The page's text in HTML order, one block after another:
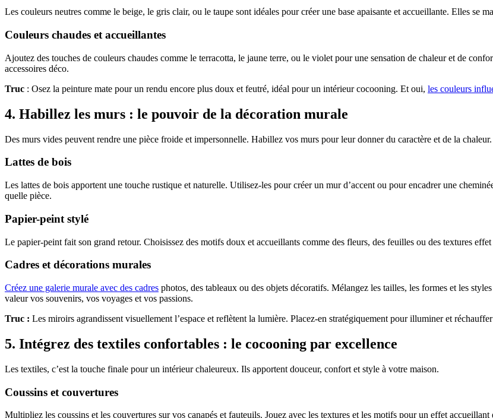
Les couleurs neutres comme le beige, le gris clair, ou le taupe sont idéales pour créer une base apaisante et accueillante. Elles se
Couleurs chaudes et accueillantes
Ajoutez des touches de couleurs chaudes comme le terracotta, le jaune terre, ou le violet pour une sensation de chaleur et de
accessoires déco.
Truc : Osez la peinture mate pour un rendu encore plus doux et feutré, idéal pour un intérieur cocooning. Et oui, les couleurs
4. Habillez les murs : le pouvoir de la décoration murale
Des murs vides peuvent rendre une pièce froide et impersonnelle. Habillez vos murs pour leur donner du caractère et de la chaleur.
Lattes de bois
Les lattes de bois apportent une touche rustique et naturelle. Utilisez-les pour créer un mur d’accent ou pour encadrer une
quelle pièce.
Papier-peint stylé
Le papier-peint fait son grand retour. Choisissez des motifs doux et accueillants comme des fleurs, des feuilles ou des textures
Cadres et décorations murales
Créez une galerie murale avec des cadres photos, des tableaux ou des objets décoratifs. Mélangez les tailles, les formes et les
valeur vos souvenirs, vos voyages et vos passions.
Truc : Les miroirs agrandissent visuellement l’espace et reflètent la lumière. Placez-en stratégiquement pour illuminer et
5. Intégrez des textiles confortables : le cocooning par excellence
Les textiles, c’est la touche finale pour un intérieur chaleureux. Ils apportent douceur, confort et style à votre maison.
Coussins et couvertures
Multipliez les coussins et les couvertures sur vos canapés et fauteuils. Jouez avec les textures et les motifs pour un effet